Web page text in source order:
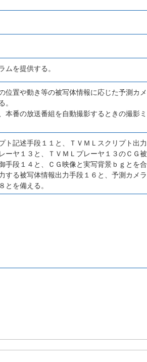
を提供する。
位置や動き等の被写体情報に応じた予測カメ
。
番の放送番組を自動撮影するときの撮影ミ
ト記述手段１１と、ＴＶＭＬスクリプト出力
ーヤ１３と、ＴＶＭＬプレーヤ１３のＣＧ被
手段１４と、ＣＧ映像と実写背景ｂｇとを合
する被写体情報出力手段１６と、予測カメラ
を備える。